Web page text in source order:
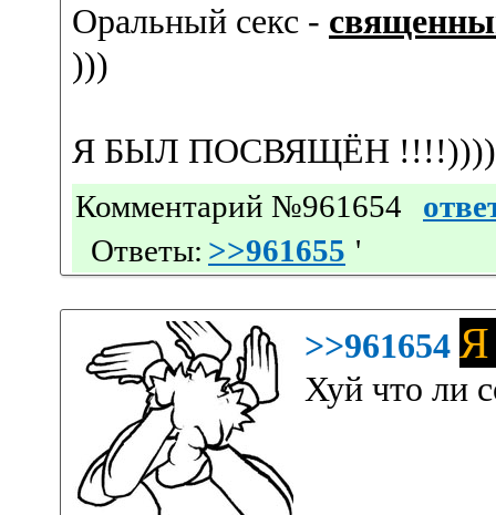
Оральный секс -
)))
Я БЫЛ ПОСВЯЩЁН !!!!))))
Комментарий №961654
Ответы: >>961655 '
>>961654
Хуй что ли